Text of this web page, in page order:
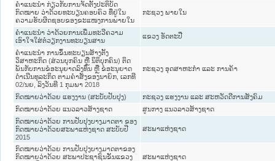
ຄຳແນະນຳ ກ່ຽວກັບການຈັດຕັ້ງປະຕິບັດ
ກົດໝາຍ ວ່າດ້ວຍທະບຽນຄອບຄົວ ທີ່ຢູ່ໃນ
ຄວາມຮັບຜິດຊອບຂອງຂະແໜງການພາຍໃນ
ກະຊວງ ພາຍໃນ
ຄຳແນະນຳ ວ່າດ້ວຍການເພີ່ມທະວີຄວາມ
ເອົາໃຈໃສ່ຕໍ່ວຽກງານທະບຽນສານ
ແຂວງ ອັດຕະປື
ຄຳແນະນຳ ການຂຶ້ນທະບຽນສ້າງຕັ້ງ
ວິສາຫະກິດ (ສ່ວນບຸກຄົນ ຫຼື ນິຕິບຸກຄົນ) ຕິດ
ພັນກັບການຂໍອະນຸຍາດລົງທຶນ ຫຼື ຂໍອະນຸຍາດ
ດຳເນີນທຸລະກິດ ຕາມຄຳສັ່ງຂອງນາຍົກ, ເລກທີ
02/ນຍ, ລົງວັນທີ 1 ກຸມພາ 2018
ກະຊວງ ອຸດສາຫະກຳ ແລະ ການຄ້າ
ກົດໝາຍວ່າດ້ວຍ ແຮງງານ (ສະບັບປັບປຸງ)
ກະຊວງ ແຮງງານ ແລະ ສະຫວັດດີການສັງຄົມ
ກົດໝາຍວ່າດ້ວຍ ແນວລາວສ້າງຊາດ
ສູນກາງ ແນວລາວສ້າງຊາດ
ກົດໝາຍວ່າດ້ວຍ ການປັບປຸງບາງມາດຕາ ຂອງ
ກົດໝາຍວ່າດ້ວຍສະພາແຫ່ງຊາດ ສະບັບປີ
2015
ສະພາແຫ່ງຊາດ
ກົດໝາຍວ່າດ້ວຍ ການປັບປຸງບາງມາດຕາຂອງ
ກົດໝາຍວ່າດ້ວຍ ສະພາປະຊາຊົນຂັ້ນແຂວງ
ສະພາແຫ່ງຊາດ